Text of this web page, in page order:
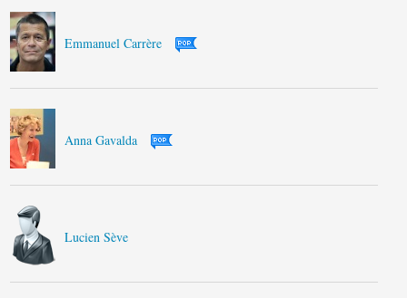
Emmanuel Carrère
Anna Gavalda
Lucien Sève